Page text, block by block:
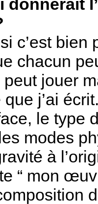
donnerait
c’est
chacun
jouer
que j’ai
le type
modes
à
“ mon